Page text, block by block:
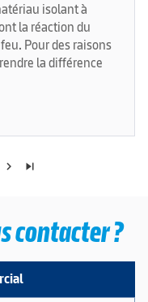
isolant à
la réaction du
Pour des raisons
la différence
navigate_next skip_next
contacter ?